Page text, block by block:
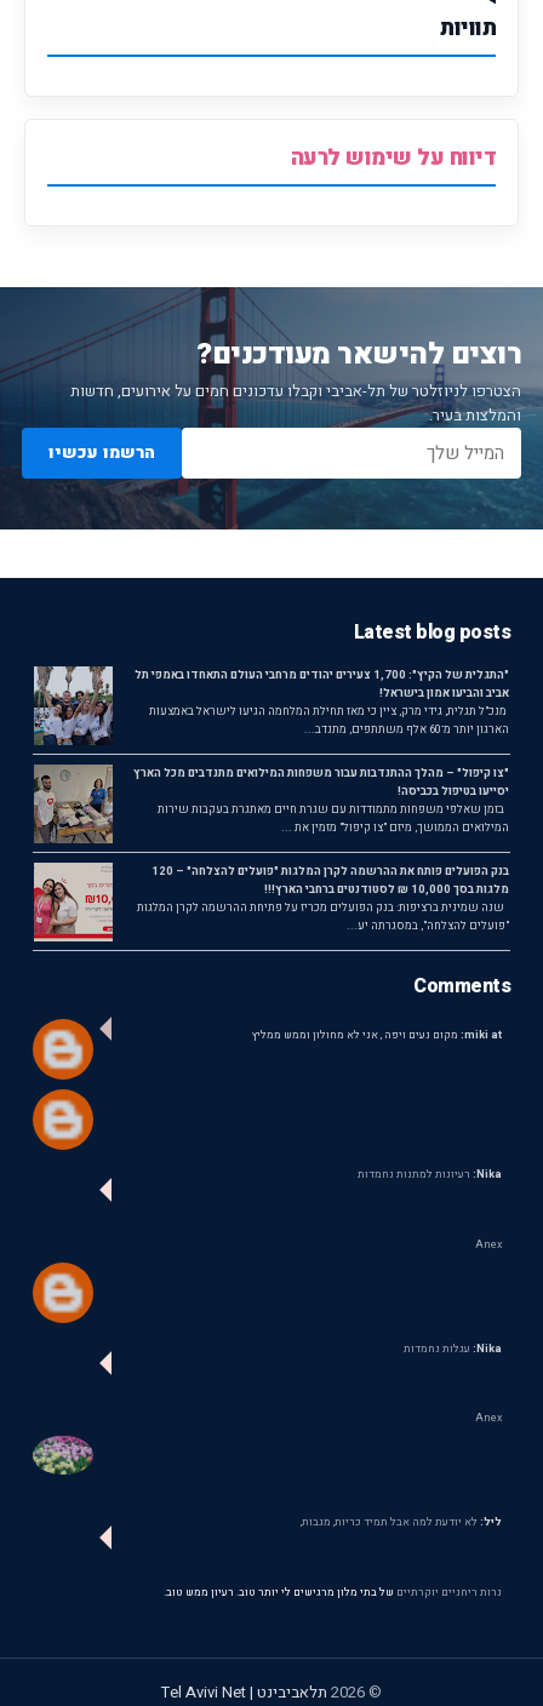
תוויות
דיווח על שימוש לרעה
רוצים להישאר מעודכנים?
הצטרפו לניוזלטר של תל-אביבי וקבלו עדכונים חמים על אירועים, חדשות
והמלצות בעיר.
הרשמו עכשיו
Latest blog posts
"התגלית של הקיץ": 1,700 צעירים יהודים מרחבי העולם התאחדו באמפי תל
אביב והביעו אמון בישראל!
מנכ"ל תגלית, גידי מרק, ציין כי מאז תחילת המלחמה הגיעו לישראל באמצעות
הארגון יותר מ־60 אלף משתתפים, מתנדב...
"צו קיפול" – מהלך ההתנדבות עבור משפחות המילואים מתנדבים מכל הארץ
יסייעו בטיפול בכביסה!
בזמן שאלפי משפחות מתמודדות עם שגרת חיים מאתגרת בעקבות שירות
המילואים הממושך, מיזם "צו קיפול" מזמין את ...
בנק הפועלים פותח את ההרשמה לקרן המלגות "פועלים להצלחה" – 120
מלגות בסך 10,000 ₪ לסטודנטים ברחבי הארץ!!!
שנה שמינית ברציפות: בנק הפועלים מכריז על פתיחת ההרשמה לקרן המלגות
"פועלים להצלחה", במסגרתה יע...
Comments
miki at: מקום נעים ויפה , אני לא מחולון וממש ממליץ
Nika: רעיונות למתנות נחמדות
Anex
Nika: עגלות נחמדות
Anex
ליל: לא יודעת למה אבל תמיד כריות, מגבות,
נרות ריחניים יוקרתיים של בתי מלון מרגישים לי יותר טוב. רעיון ממש טוב.
©
2026 תלאביבינט | Tel Avivi Net